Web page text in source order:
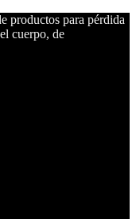
productos para pérdida
cuerpo, de